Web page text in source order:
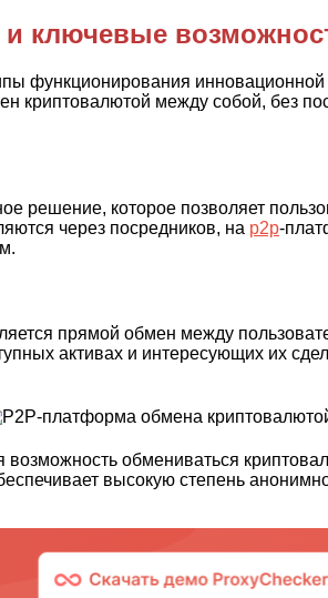
ключевые
функционирования
криптовалютой между собой, без
решение, которое позволяет
через посредников, на p2p-
прямой обмен между
активах и интересующих их
обмениваться
высокую степень